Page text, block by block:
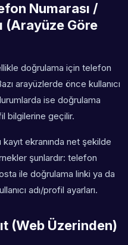
Numarası /
(Arayüze Göre
doğrulama için telefon
arayüzlerde önce kullanıcı
ise doğrulama
bilgilerine geçilir.
ekranında net şekilde
şunlardır: telefon
ile doğrulama linki ya da
adı/profil ayarları.
(Web Üzerinden)